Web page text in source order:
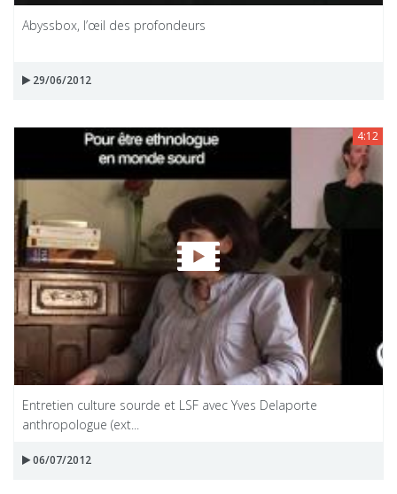
Abyssbox, l’œil des profondeurs
29/06/2012
4:12
Entretien culture sourde et LSF avec Yves Delaporte
anthropologue (ext...
06/07/2012